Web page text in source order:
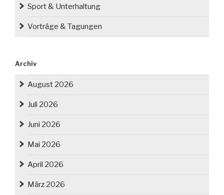
Sport & Unterhaltung
Vorträge & Tagungen
Archiv
August 2026
Juli 2026
Juni 2026
Mai 2026
April 2026
März 2026